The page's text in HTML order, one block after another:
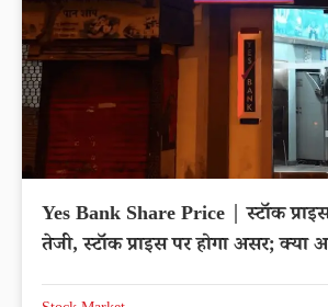
Yes Bank Share Price | स्टॉक
तेजी, स्टॉक प्राइस पर होगा असर; क्या